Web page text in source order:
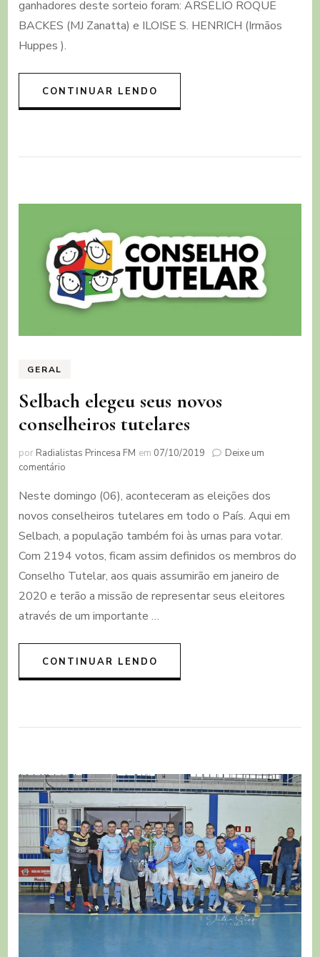
de
Prêmios
ganhadores deste sorteio foram: ARSÉLIO ROQUE
BACKES (MJ Zanatta) e ILOISE S. HENRICH (Irmãos
Huppes ).
CONTINUAR LENDO
GERAL
Selbach elegeu seus novos
conselheiros tutelares
por Radialistas Princesa FM em 07/10/2019
Deixe um
comentário
elegeu
seus
conselheiros
tutelares
Neste domingo (06), aconteceram as eleições dos
novos conselheiros tutelares em todo o País. Aqui em
Selbach, a população também foi às urnas para votar.
Com 2194 votos, ficam assim definidos os membros do
Conselho Tutelar, aos quais assumirão em janeiro de
2020 e terão a missão de representar seus eleitores
através de um importante …
CONTINUAR LENDO